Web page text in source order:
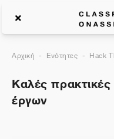
Αρχική Ενότητες Hack
Καλές
έργων